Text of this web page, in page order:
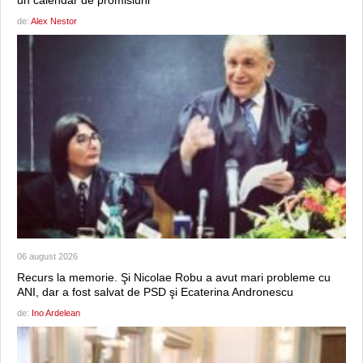
de: Alex Nestor
06 august 2026
Recurs la memorie. Şi Nicolae Robu a avut mari probleme cu
ANI, dar a fost salvat de PSD şi Ecaterina Andronescu
de: Ino Ardelean